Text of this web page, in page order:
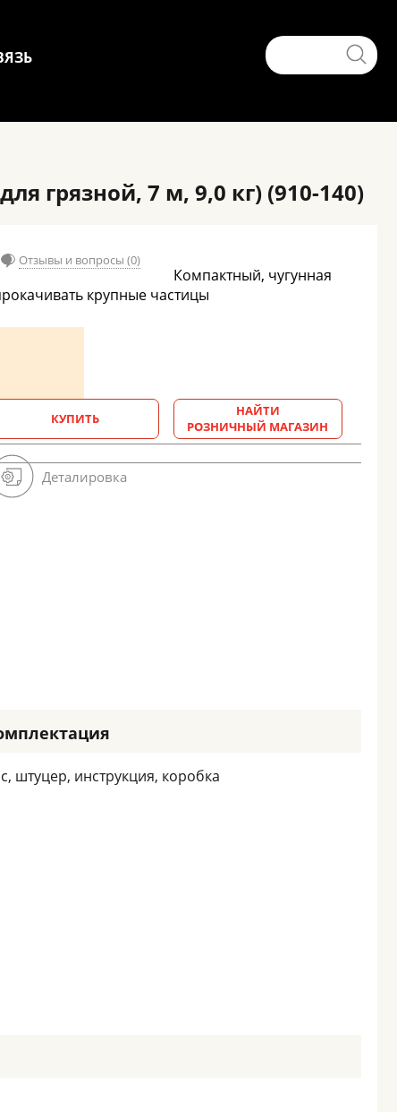
грязной, 7 м, 9,0 кг) (910-140)
Отзывы и вопросы (0)
Компактный, чугунная
крупные частицы
КУПИТЬ
НАЙТИ
РОЗНИЧНЫЙ МАГАЗИН
Деталировка
штуцер, инструкция, коробка